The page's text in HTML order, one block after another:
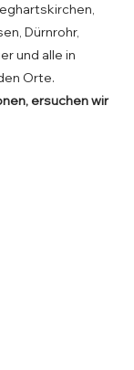
Dürnrohr,
und alle in
Orte.
ersuchen wir